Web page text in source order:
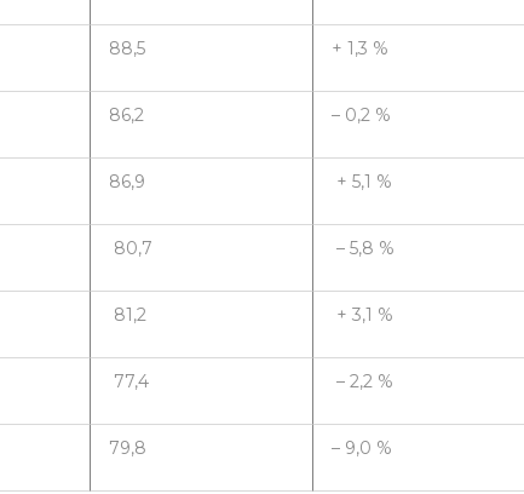
88,5 + 1,3 %
86,2 – 0,2 %
86,9 + 5,1 %
80,7 – 5,8 %
81,2 + 3,1 %
77,4 – 2,2 %
79,8 – 9,0 %